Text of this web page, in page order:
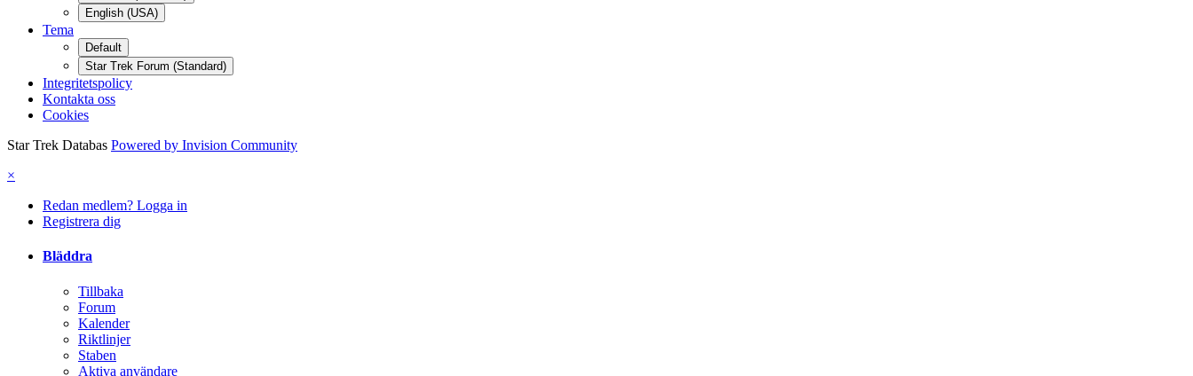
English (USA)
Tema
Default
Star Trek Forum (Standard)
Integritetspolicy
Kontakta oss
Cookies
Star Trek Databas Powered by Invision Community
×
Redan medlem? Logga in
Registrera dig
Bläddra
Tillbaka
Forum
Kalender
Riktlinjer
Staben
Aktiva användare